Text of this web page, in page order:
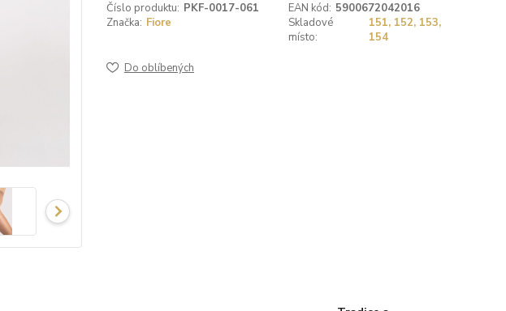
Číslo produktu: PKF-0017-061 EAN kód: 5900672042016
Značka: Fiore
Skladové
místo:
151, 152, 153,
154
Do oblíbených